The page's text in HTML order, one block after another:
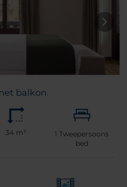
balkon
34 m² 1 Tweepersoons
bed